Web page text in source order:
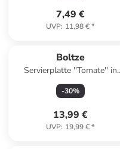
7,49 €
UVP: 11,98 €*
Boltze
Servierplatte ''Tomate'' in
Weiß/ Rosa/ Rot - (L)30,3 x
(B)20,2 cm
-30%
13,99 €
UVP: 19,99 €*